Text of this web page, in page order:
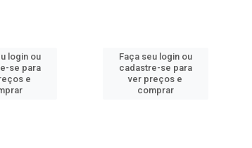
login ou
se para
e
Faça seu login ou
cadastre-se para
ver preços e
comprar